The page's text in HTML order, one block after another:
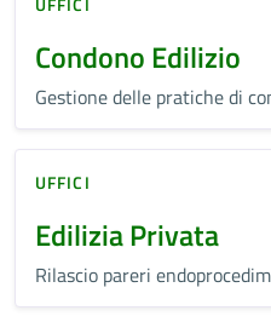
Condono Edilizio
Gestione delle pratiche di
UFFICI
Edilizia Privata
Rilascio pareri